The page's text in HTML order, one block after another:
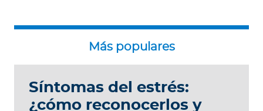
Síntomas del estrés:
¿cómo reconocerlos y